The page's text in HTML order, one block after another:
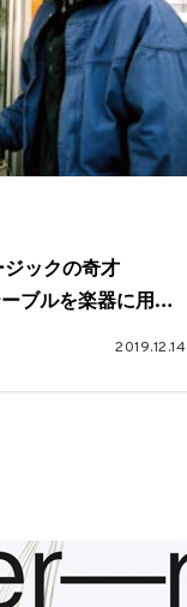
ックの奇才
ブルを楽器に用い
2019.12.14